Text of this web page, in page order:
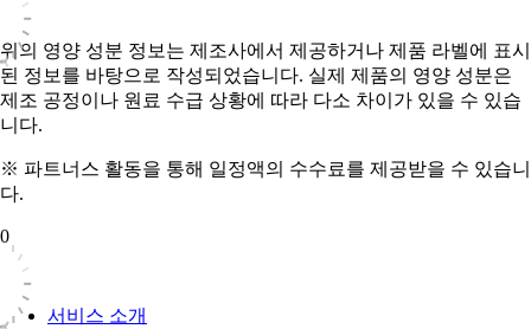
위의 영양 성분 정보는 제조사에서 제공하거나 제품 라벨에 표시
된 정보를 바탕으로 작성되었습니다. 실제 제품의 영양 성분은
제조 공정이나 원료 수급 상황에 따라 다소 차이가 있을 수 있습
니다.
※ 파트너스 활동을 통해 일정액의 수수료를 제공받을 수 있습니
다.
0
서비스 소개